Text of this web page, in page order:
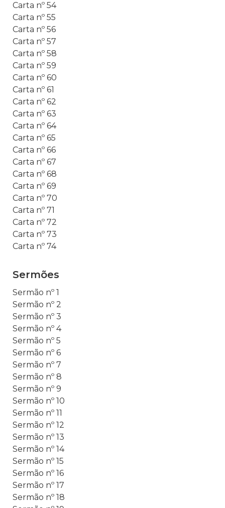
Carta nº 54
Carta nº 55
Carta nº 56
Carta nº 57
Carta nº 58
Carta nº 59
Carta nº 60
Carta nº 61
Carta nº 62
Carta nº 63
Carta nº 64
Carta nº 65
Carta nº 66
Carta nº 67
Carta nº 68
Carta nº 69
Carta nº 70
Carta nº 71
Carta nº 72
Carta nº 73
Carta nº 74
Sermões
Sermão nº 1
Sermão nº 2
Sermão nº 3
Sermão nº 4
Sermão nº 5
Sermão nº 6
Sermão nº 7
Sermão nº 8
Sermão nº 9
Sermão nº 10
Sermão nº 11
Sermão nº 12
Sermão nº 13
Sermão nº 14
Sermão nº 15
Sermão nº 16
Sermão nº 17
Sermão nº 18